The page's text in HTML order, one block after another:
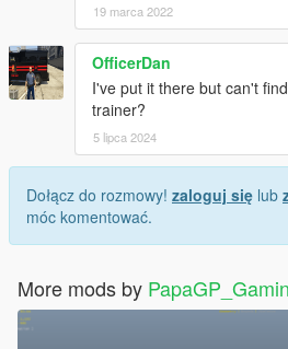
19 marca 2022
OfficerDan
I've put it there but can't
trainer?
5 lipca 2024
Dołącz do rozmowy! zaloguj się lub
móc komentować.
More mods by